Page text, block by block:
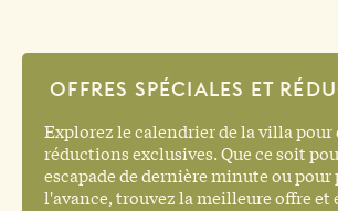
OFFRES SPÉCIALES ET
Explorez le calendrier de la villa pour
réductions exclusives. Que ce soit
escapade de dernière minute ou
l'avance, trouvez la meilleure offre et